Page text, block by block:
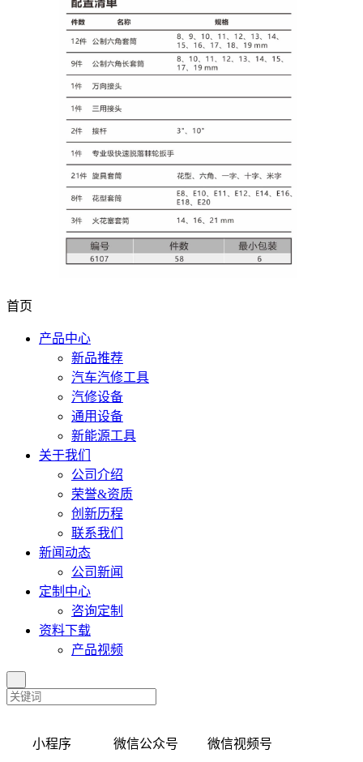
首页
产品中心
新品推荐
汽车汽修工具
汽修设备
通用设备
新能源工具
关于我们
公司介绍
荣誉&资质
创新历程
联系我们
新闻动态
公司新闻
定制中心
咨询定制
资料下载
产品视频
小程序 微信公众号 微信视频号